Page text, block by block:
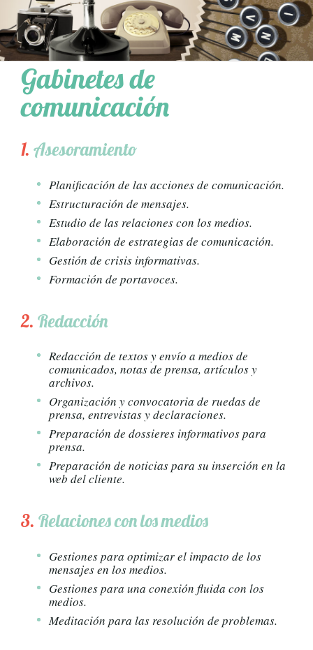
Gabinetes de
comunicación
1. Asesoramiento
Planificación de las acciones de comunicación.
Estructuración de mensajes.
Estudio de las relaciones con los medios.
Elaboración de estrategias de comunicación.
Gestión de crisis informativas.
Formación de portavoces.
2. Redacción
Redacción de textos y envío a medios de
comunicados, notas de prensa, artículos y
archivos.
Organización y convocatoria de ruedas de
prensa, entrevistas y declaraciones.
Preparación de dossieres informativos para
prensa.
Preparación de noticias para su inserción en la
web del cliente.
3. Relaciones con los medios
Gestiones para optimizar el impacto de los
mensajes en los medios.
Gestiones para una conexión fluida con los
medios.
Meditación para las resolución de problemas.